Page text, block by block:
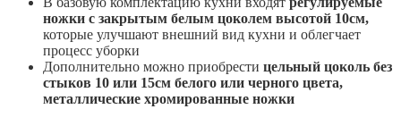
ножки с закрытым белым цоколем высотой 10см,
которые улучшают внешний вид кухни и облегчает
процесс уборки
Дополнительно можно приобрести цельный цоколь без
стыков 10 или 15см белого или черного цвета,
металлические хромированные ножки